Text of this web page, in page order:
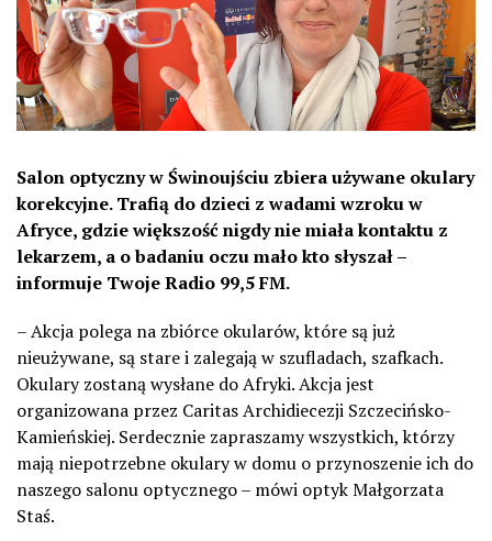
Salon optyczny w Świnoujściu zbiera używane okulary
korekcyjne. Trafią do dzieci z wadami wzroku w
Afryce, gdzie większość nigdy nie miała kontaktu z
lekarzem, a o badaniu oczu mało kto słyszał –
informuje Twoje Radio 99,5 FM.
– Akcja polega na zbiórce okularów, które są już
nieużywane, są stare i zalegają w szufladach, szafkach.
Okulary zostaną wysłane do Afryki. Akcja jest
organizowana przez Caritas Archidiecezji Szczecińsko-
Kamieńskiej. Serdecznie zapraszamy wszystkich, którzy
mają niepotrzebne okulary w domu o przynoszenie ich do
naszego salonu optycznego – mówi optyk Małgorzata
Staś.